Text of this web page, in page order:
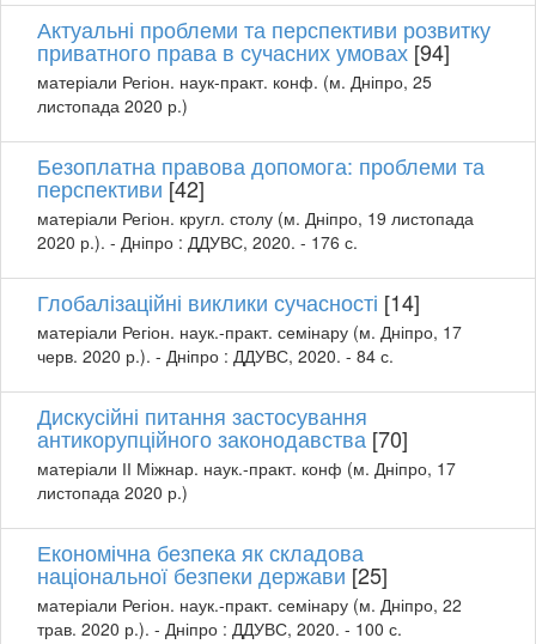
Актуальні проблеми та перспективи розвитку
приватного права в сучасних умовах [94]
матеріали Регіон. наук-практ. конф. (м. Дніпро, 25
листопада 2020 р.)
Безоплатна правова допомога: проблеми та
перспективи [42]
матеріали Регіон. кругл. столу (м. Дніпро, 19 листопада
2020 р.). - Дніпро : ДДУВС, 2020. - 176 с.
Глобалізаційні виклики сучасності [14]
матеріали Регіон. наук.-практ. семінару (м. Дніпро, 17
черв. 2020 р.). - Дніпро : ДДУВС, 2020. - 84 с.
Дискусійні питання застосування
антикорупційного законодавства [70]
матеріали ІІ Міжнар. наук.-практ. конф (м. Дніпро, 17
листопада 2020 р.)
Економічна безпека як складова
національної безпеки держави [25]
матеріали Регіон. наук.-практ. семінару (м. Дніпро, 22
трав. 2020 р.). - Дніпро : ДДУВС, 2020. - 100 с.